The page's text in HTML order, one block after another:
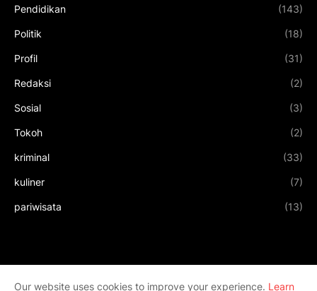
Pendidikan (143)
Politik (18)
Profil (31)
Redaksi (2)
Sosial (3)
Tokoh (2)
kriminal (33)
kuliner (7)
pariwisata (13)
Our website uses cookies to improve your experience. Learn